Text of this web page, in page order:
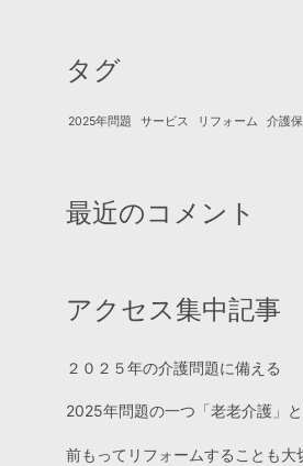
タグ
2025年問題 サービス リフォーム 介護
最近のコメント
アクセス集中記事
２０２５年の介護問題に備える
2025年問題の一つ「老老介護」
前もってリフォームすることも大